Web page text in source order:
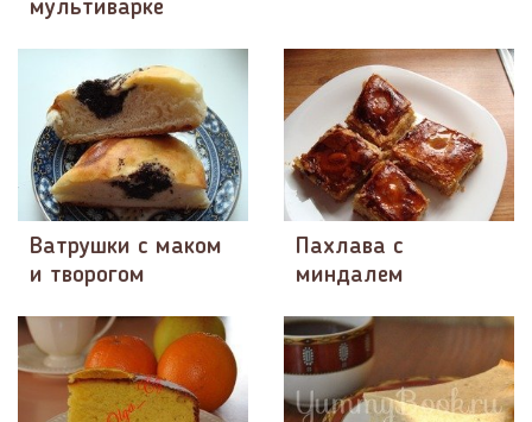
мультиварке
Ватрушки с маком
и творогом
Пахлава с
миндалем